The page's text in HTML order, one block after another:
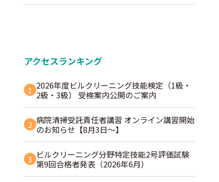
アクセスランキング
1 2026年度ビルクリーニング技能検定（1級・
2級・3級） 受検案内公開のご案内
2 病院清掃受託責任者講習 オンライン講習開始
のお知らせ【8月3日～】
3 ビルクリーニング分野特定技能2号評価試験
第9回合格者発表（2026年6月）